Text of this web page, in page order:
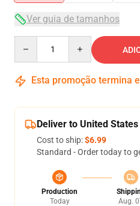
Ver guia de tamanhos
Esta promoção termina
Deliver to United States
Cost to ship:$6.99
Standard - Order today to
Production
Today
Aug.